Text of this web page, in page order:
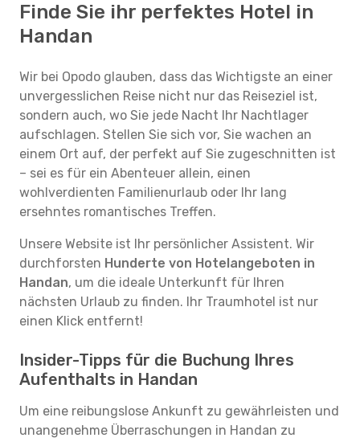
Finde Sie ihr perfektes Hotel in
Handan
Wir bei Opodo glauben, dass das Wichtigste an einer
unvergesslichen Reise nicht nur das Reiseziel ist,
sondern auch, wo Sie jede Nacht Ihr Nachtlager
aufschlagen. Stellen Sie sich vor, Sie wachen an
einem Ort auf, der perfekt auf Sie zugeschnitten ist
– sei es für ein Abenteuer allein, einen
wohlverdienten Familienurlaub oder Ihr lang
ersehntes romantisches Treffen.
Unsere Website ist Ihr persönlicher Assistent. Wir
durchforsten Hunderte von Hotelangeboten in
Handan, um die ideale Unterkunft für Ihren
nächsten Urlaub zu finden. Ihr Traumhotel ist nur
einen Klick entfernt!
Insider-Tipps für die Buchung Ihres
Aufenthalts in Handan
Um eine reibungslose Ankunft zu gewährleisten und
unangenehme Überraschungen in Handan zu